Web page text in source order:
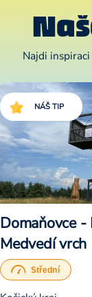
Najdi
NÁŠ TIP
Domaňovce -
Medvedí vrch